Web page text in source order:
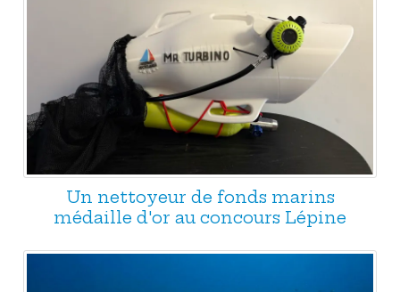
Un nettoyeur de fonds marins
médaille d'or au concours Lépine